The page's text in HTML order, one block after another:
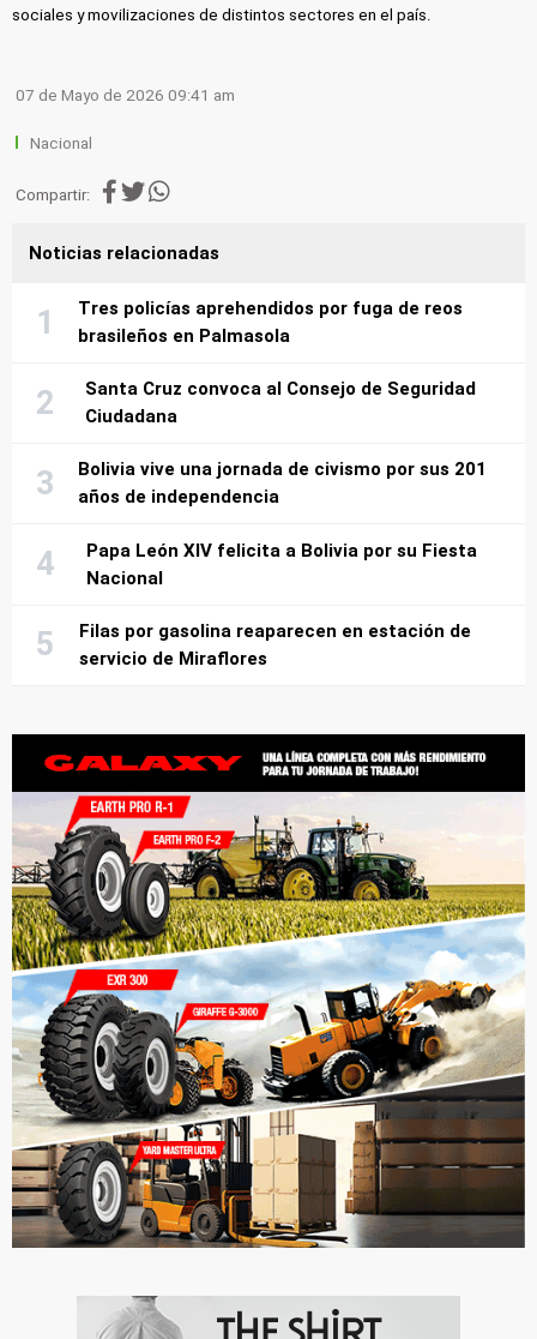
sociales y movilizaciones de distintos sectores en el país.
07 de Mayo de 2026 09:41 am
Nacional
Compartir:
Noticias relacionadas
Tres policías aprehendidos por fuga de reos
brasileños en Palmasola
Santa Cruz convoca al Consejo de Seguridad
Ciudadana
Bolivia vive una jornada de civismo por sus 201
años de independencia
Papa León XIV felicita a Bolivia por su Fiesta
Nacional
Filas por gasolina reaparecen en estación de
servicio de Miraflores